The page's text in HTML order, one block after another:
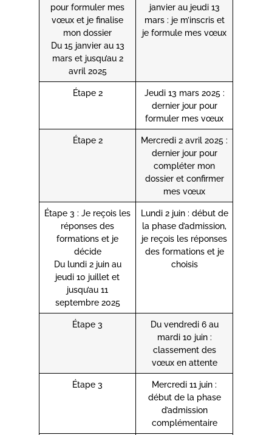
pour formuler mes
vœux et je finalise
mon dossier
Du 15 janvier au 13
mars et jusqu’au 2
avril 2025
janvier au jeudi 13
mars : je m’inscris et
je formule mes vœux
Étape 2
Jeudi 13 mars 2025 :
dernier jour pour
formuler mes vœux
Étape 2
Mercredi 2 avril 2025 :
dernier jour pour
compléter mon
dossier et confirmer
mes vœux
Étape 3 : Je reçois les
réponses des
formations et je
décide
Du lundi 2 juin au
jeudi 10 juillet et
jusqu’au 11
septembre 2025
Lundi 2 juin : début de
la phase d’admission,
je reçois les réponses
des formations et je
choisis
Étape 3
Du vendredi 6 au
mardi 10 juin :
classement des
vœux en attente
Étape 3
Mercredi 11 juin :
début de la phase
d’admission
complémentaire